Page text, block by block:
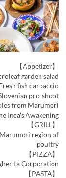
【Appetizer】
garden salad
fish carpaccio
pro-shoot
from Marumori
Inca's Awakening
【GRILL】
region of
poultry
【PIZZA】
Corporation
【PASTA】